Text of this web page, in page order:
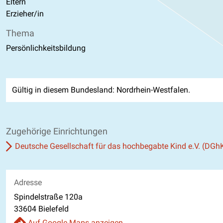
Erzieher/in
Thema
Persönlichkeitsbildung
Gültig in diesem Bundesland: Nordrhein-Westfalen.
Zugehörige Einrichtungen
Deutsche Gesellschaft für das hochbegabte Kind e.V.
Adresse
Spindelstraße 120a
33604 Bielefeld